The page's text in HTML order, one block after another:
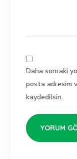
Daha sonraki
posta adresim
kaydedilsin.